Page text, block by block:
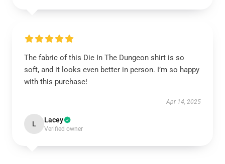
The fabric of this Die In The Dungeon shirt is so
soft, and it looks even better in person. I’m so happy
with this purchase!
Apr 14, 2025
L Lacey
Verified owner